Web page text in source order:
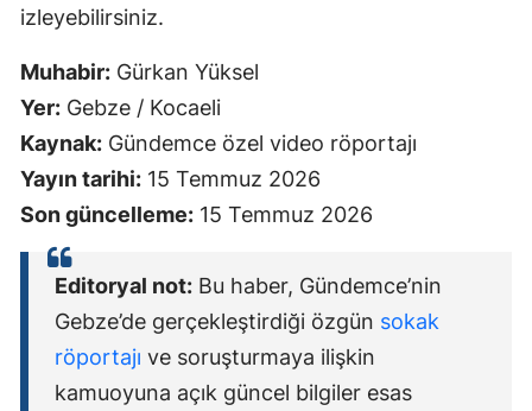
izleyebilirsiniz.
Muhabir: Gürkan Yüksel
Yer: Gebze / Kocaeli
Kaynak: Gündemce özel video röportajı
Yayın tarihi: 15 Temmuz 2026
Son güncelleme: 15 Temmuz 2026
Editoryal not: Bu haber, Gündemce’nin
Gebze’de gerçekleştirdiği özgün sokak
röportajı ve soruşturmaya ilişkin
kamuoyuna açık güncel bilgiler esas